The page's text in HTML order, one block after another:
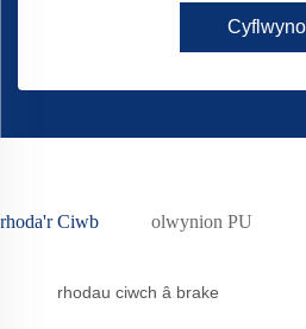
Cyflwyno
rhoda'r Ciwb olwynion PU
rhodau ciwch â brake